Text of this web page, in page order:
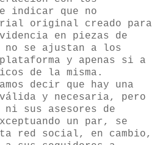
indicar que no
original creado para
en piezas de
se ajustan a los
y apenas si a
de la misma.
decir que hay una
y necesaria, pero
sus asesores de
un par, se
red social, en cambio,